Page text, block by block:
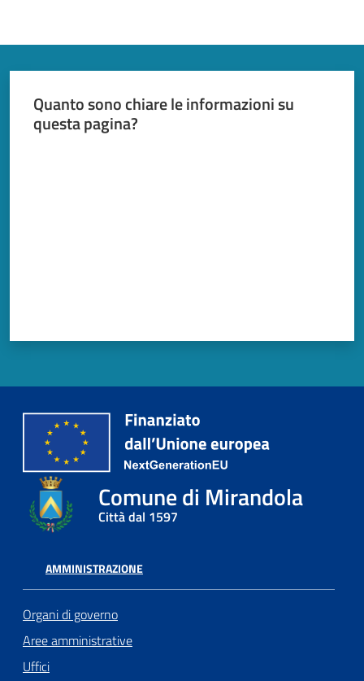
Quanto sono chiare le informazioni su
questa pagina?
Comune di Mirandola
Città dal 1597
AMMINISTRAZIONE
Organi di governo
Aree amministrative
Uffici